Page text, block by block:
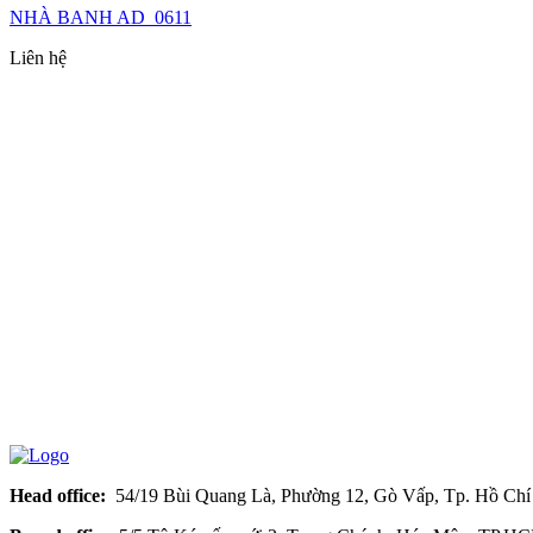
NHÀ BANH AD_0611
Liên hệ
Head office: 54/19 Bùi Quang Là, Phường 12, Gò Vấp, Tp. Hồ